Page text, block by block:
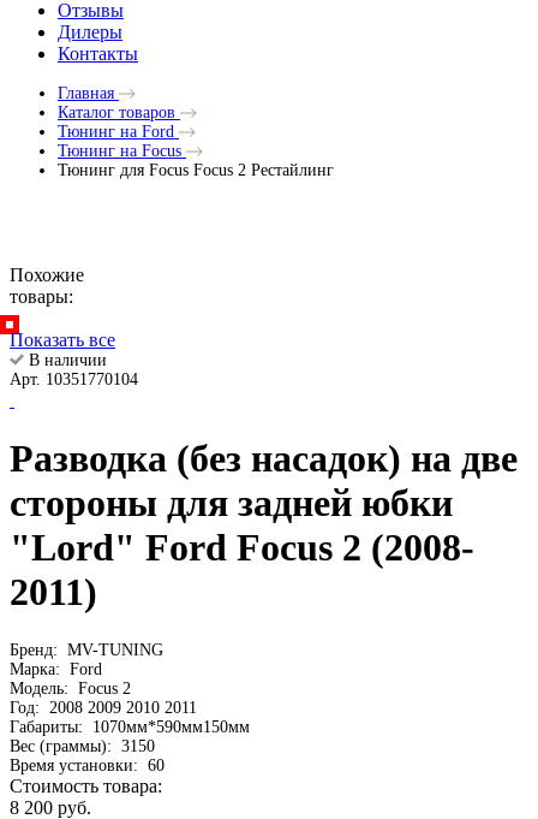
Отзывы
Дилеры
Контакты
Главная
Каталог товаров
Тюнинг на Ford
Тюнинг на Focus
Тюнинг для Focus Focus 2 Рестайлинг
Похожие
товары:
Показать все
В наличии
Арт. 10351770104
Разводка (без насадок) на две
стороны для задней юбки
"Lord" Ford Focus 2 (2008-
2011)
Бренд: MV-TUNING
Марка: Ford
Модель: Focus 2
Год:
2008 2009 2010 2011
Габариты:
1070мм*590мм150мм
Вес (граммы): 3150
Время установки: 60
Стоимость товара:
8 200 руб.